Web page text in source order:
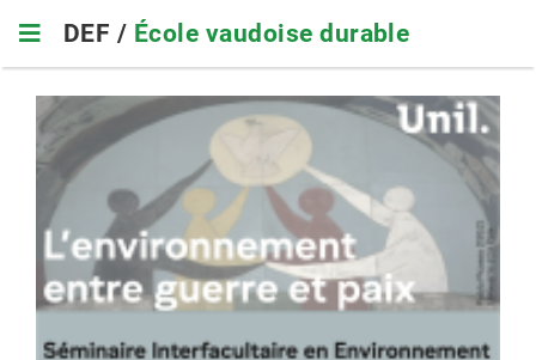
main
navigation
DEF / École vaudoise durable